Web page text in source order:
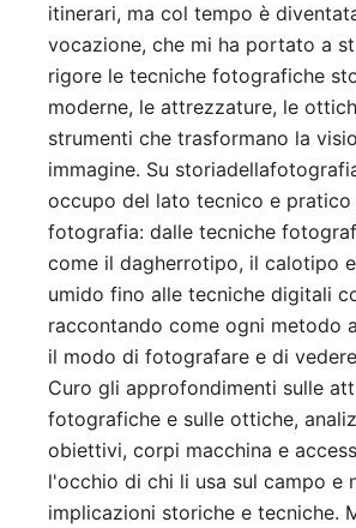
itinerari, ma col tempo è
vocazione, che mi ha portato a
rigore le tecniche fotografiche
moderne, le attrezzature, le
strumenti che trasformano la
immagine. Su
occupo del lato tecnico e pratico
fotografia: dalle tecniche
come il dagherrotipo, il calotipo
umido fino alle tecniche digitali
raccontando come ogni metodo
il modo di fotografare e di
Curo gli approfondimenti sulle
fotografiche e sulle ottiche,
obiettivi, corpi macchina e
l'occhio di chi li usa sul campo e
implicazioni storiche e tecniche.